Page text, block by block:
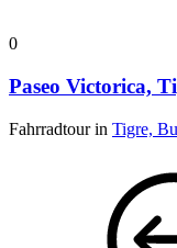
0
Paseo Victorica,
Fahrradtour in Tigre,